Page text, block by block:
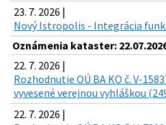
23. 7. 2026 |
Nový Istropolis - Integrácia
Oznámenia kataster:
22. 7. 2026 |
Rozhodnutie OÚ BA KO č. V-
vyvesené verejnou vyhláškou
22. 7. 2026 |